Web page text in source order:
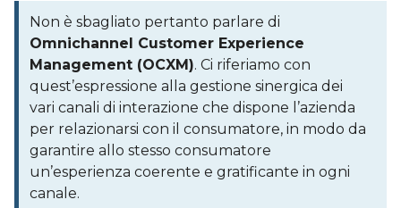
Non è sbagliato pertanto parlare di
Omnichannel Customer Experience
Management (OCXM). Ci riferiamo con
quest’espressione alla gestione sinergica dei
vari canali di interazione che dispone l’azienda
per relazionarsi con il consumatore, in modo da
garantire allo stesso consumatore
un’esperienza coerente e gratificante in ogni
canale.